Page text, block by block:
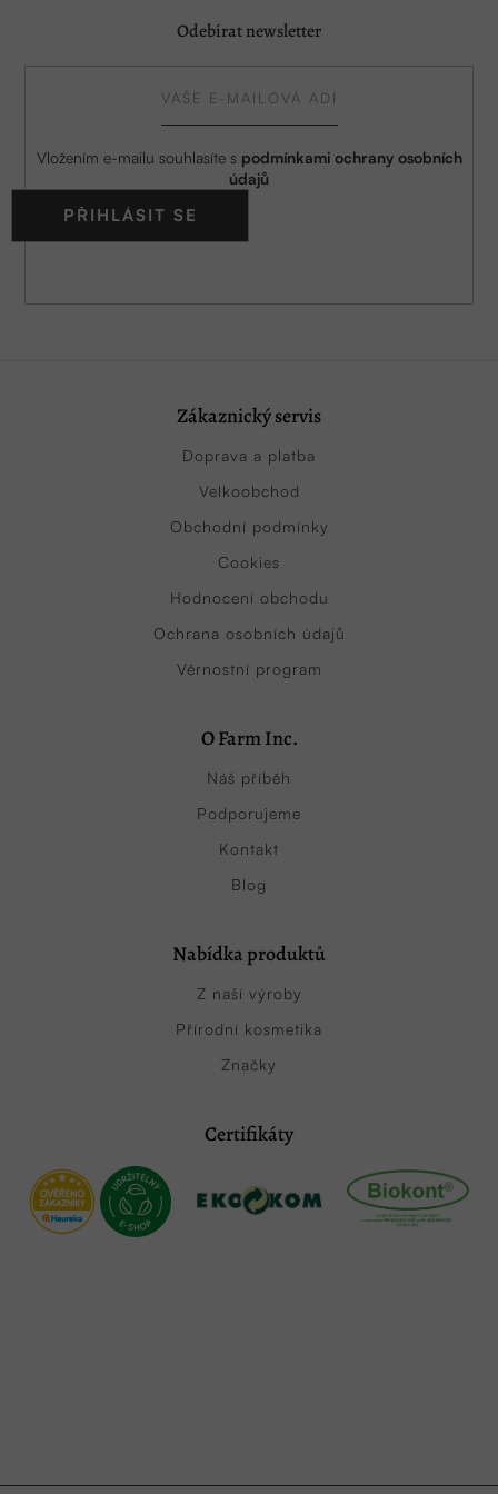
Odebírat newsletter
Vložením e-mailu souhlasíte s podmínkami ochrany osobních
údajů
PŘIHLÁSIT SE
Zákaznický servis
Doprava a platba
Velkoobchod
Obchodní podmínky
Cookies
Hodnocení obchodu
Ochrana osobních údajů
Věrnostní program
O Farm Inc.
Náš příběh
Podporujeme
Kontakt
Blog
Nabídka produktů
Z naší výroby
Přírodní kosmetika
Značky
Certifikáty